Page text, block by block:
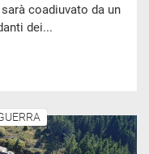
coadiuvato da un
dei...